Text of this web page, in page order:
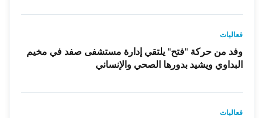
فعاليات
وفد من حركة "فتح" يلتقي إدارة مستشفى صفد في مخيم
البداوي ويشيد بدورها الصحي والإنساني
فعاليات